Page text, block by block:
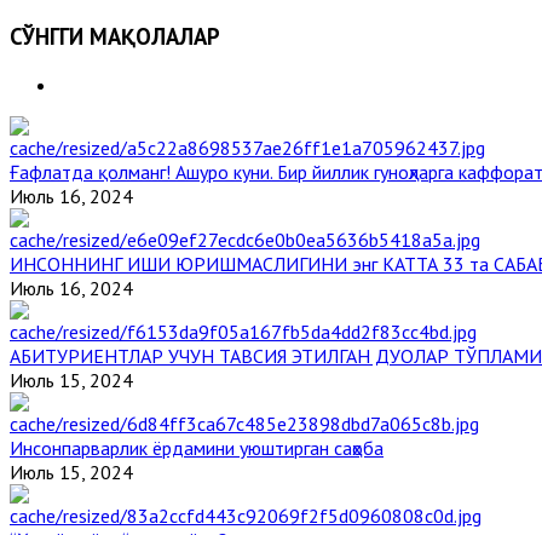
СЎНГГИ МАҚОЛАЛАР
Ғафлатда қолманг! Ашуро куни. Бир йиллик гуноҳларга
Июль 16, 2024
ИНСОННИНГ ИШИ ЮРИШМАСЛИГИНИ энг КАТТА 33 та
Июль 16, 2024
АБИТУРИЕНТЛАР УЧУН ТАВСИЯ ЭТИЛГАН ДУОЛАР ТЎПЛАМИ
Июль 15, 2024
Инсонпарварлик ёрдамини уюштирган саҳоба
Июль 15, 2024